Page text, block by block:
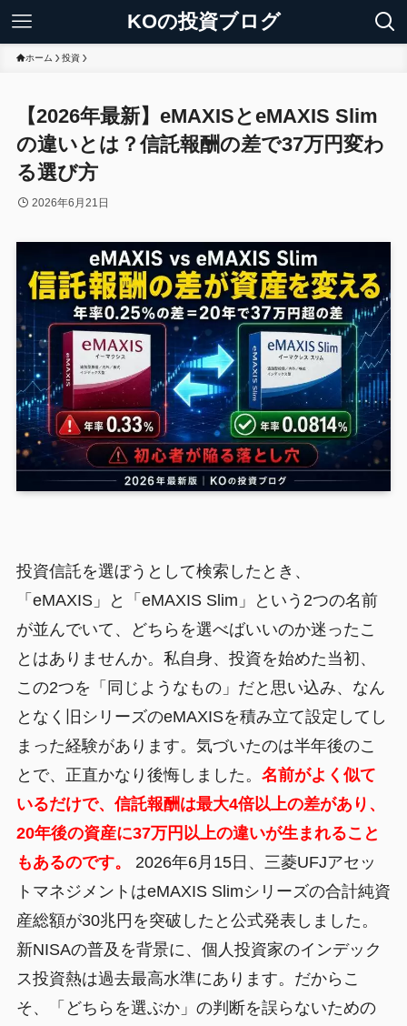
KOの投資ブログ
ホーム 投資
【2026年最新】eMAXISとeMAXIS Slim
の違いとは？信託報酬の差で37万円変わ
る選び方
2026年6月21日
投資信託を選ぼうとして検索したとき、
「eMAXIS」と「eMAXIS Slim」という2つの名前
が並んでいて、どちらを選べばいいのか迷ったこ
とはありませんか。私自身、投資を始めた当初、
この2つを「同じようなもの」だと思い込み、なん
となく旧シリーズのeMAXISを積み立て設定してし
まった経験があります。気づいたのは半年後のこ
とで、正直かなり後悔しました。 名前がよく似て
いるだけで、信託報酬は最大4倍以上の差があり、
20年後の資産に37万円以上の違いが生まれること
もあるのです。
2026年6月15日、三菱UFJアセッ
トマネジメントはeMAXIS Slimシリーズの合計純資
産総額が30兆円を突破したと公式発表しました。
新NISAの普及を背景に、個人投資家のインデック
ス投資熱は過去最高水準にあります。だからこ
そ、「どちらを選ぶか」の判断を誤らないための